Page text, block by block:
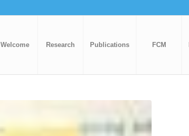
Welcome Research Publications FCM